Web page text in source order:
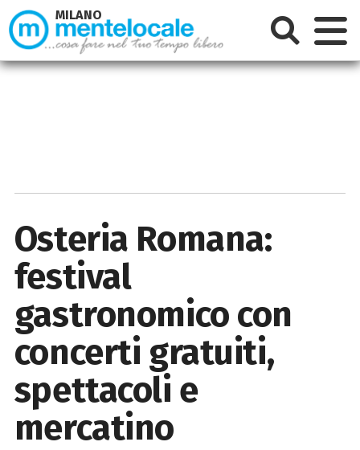
Osteria Romana:
festival
gastronomico con
concerti gratuiti,
spettacoli e
mercatino
MILANO